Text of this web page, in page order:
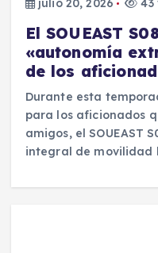
julio 20, 2026
43
El SOUEAST
«autonomía
de los
Durante esta
para los aficionados
amigos, el SOUEAST
integral de movilidad